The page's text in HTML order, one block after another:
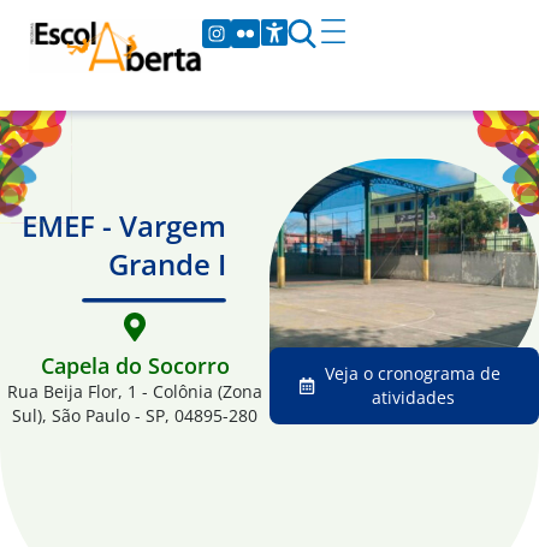
EMEF - Vargem
Grande I
Capela do Socorro
Rua Beija Flor, 1 - Colônia (Zona
Sul), São Paulo - SP, 04895-280
Veja o cronograma de
atividades